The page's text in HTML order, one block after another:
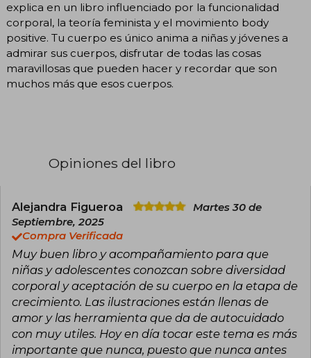
explica en un libro influenciado por la funcionalidad
corporal, la teoría feminista y el movimiento body
positive. Tu cuerpo es único anima a niñas y jóvenes a
admirar sus cuerpos, disfrutar de todas las cosas
maravillosas que pueden hacer y recordar que son
muchos más que esos cuerpos.
Opiniones del libro
Alejandra Figueroa
Martes 30 de
Septiembre, 2025
Compra Verificada
Muy buen libro y acompañamiento para que
niñas y adolescentes conozcan sobre diversidad
corporal y aceptación de su cuerpo en la etapa de
crecimiento. Las ilustraciones están llenas de
amor y las herramienta que da de autocuidado
con muy utiles. Hoy en día tocar este tema es más
importante que nunca, puesto que nunca antes